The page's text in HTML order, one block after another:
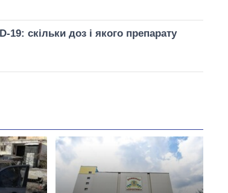
19: скільки доз і якого препарату